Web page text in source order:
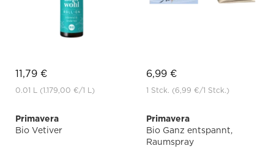
11,79 €
0.01 L (1.179,00 €/1 L)
6,99 €
1 Stck. (6,99 €/1 Stck.)
Primavera
Bio Vetiver
Primavera
Bio Ganz entspannt,
Raumspray